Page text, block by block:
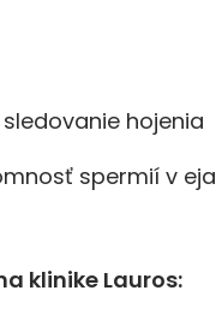
hojenia
spermií v
klinike Lauros: